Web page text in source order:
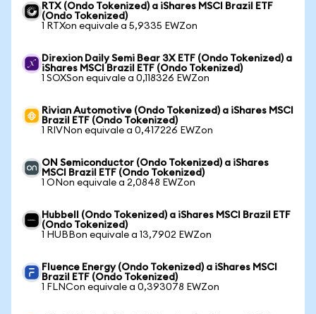
RTX (Ondo Tokenized) a iShares MSCI Brazil ETF
(Ondo Tokenized)
1 RTXon equivale a 5,9335 EWZon
Direxion Daily Semi Bear 3X ETF (Ondo Tokenized) a
iShares MSCI Brazil ETF (Ondo Tokenized)
1 SOXSon equivale a 0,118326 EWZon
Rivian Automotive (Ondo Tokenized) a iShares MSCI
Brazil ETF (Ondo Tokenized)
1 RIVNon equivale a 0,417226 EWZon
ON Semiconductor (Ondo Tokenized) a iShares
MSCI Brazil ETF (Ondo Tokenized)
1 ONon equivale a 2,0848 EWZon
Hubbell (Ondo Tokenized) a iShares MSCI Brazil ETF
(Ondo Tokenized)
1 HUBBon equivale a 13,7902 EWZon
Fluence Energy (Ondo Tokenized) a iShares MSCI
Brazil ETF (Ondo Tokenized)
1 FLNCon equivale a 0,393078 EWZon